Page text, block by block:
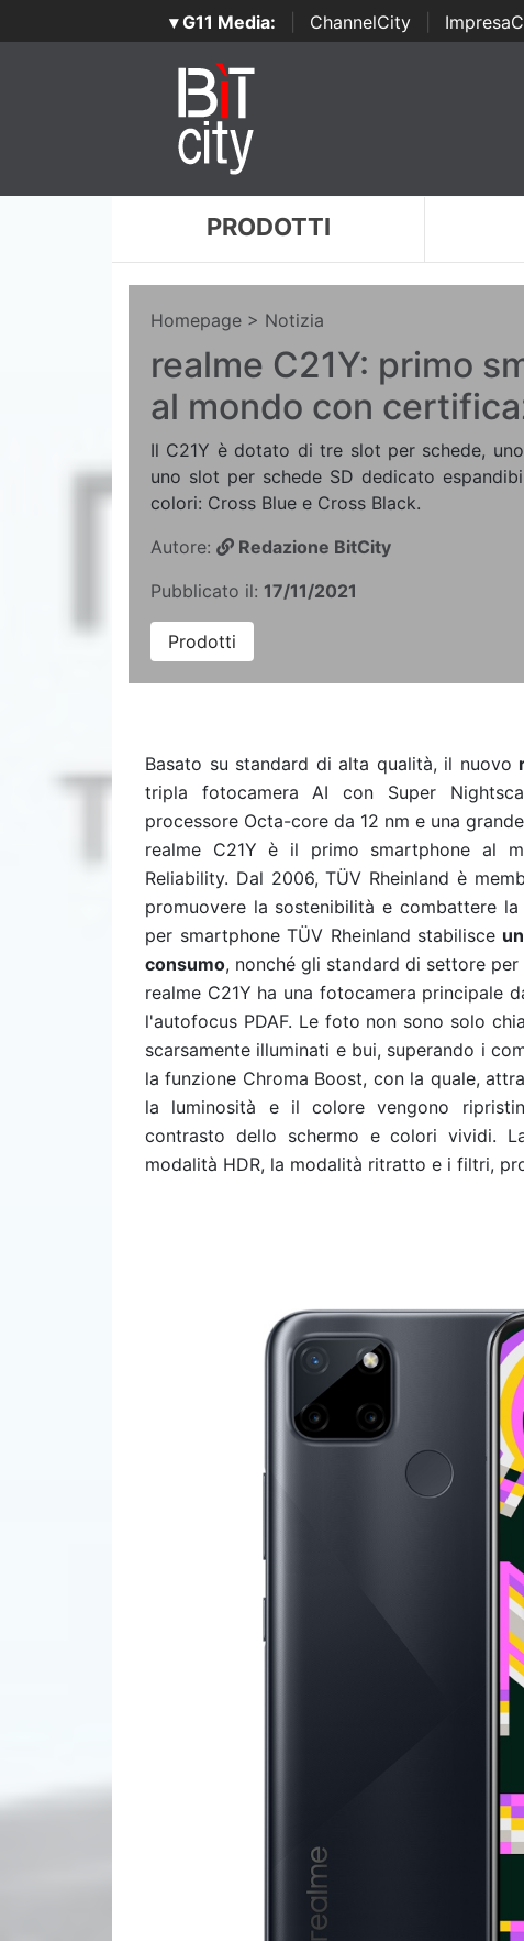
▾ G11 Media: ChannelCity
PRODOTTI
Homepage > Notizia
realme C21Y: primo
al mondo con
Il C21Y è dotato di tre slot per schede,
uno slot per schede SD dedicato
colori: Cross Blue e Cross Black.
Autore:
Redazione BitCity
Pubblicato il: 17/11/2021
Prodotti
Basato su standard di alta qualità, il nuovo
tripla fotocamera AI con Super
processore Octa-core da 12 nm e una
realme C21Y è il primo smartphone al
Reliability. Dal 2006, TÜV Rheinland è
promuovere la sostenibilità e combattere
per smartphone TÜV Rheinland stabilisce
consumo, nonché gli standard di settore
realme C21Y ha una fotocamera principale
l'autofocus PDAF. Le foto non sono solo
scarsamente illuminati e bui, superando i
la funzione Chroma Boost, con la quale,
la luminosità e il colore vengono
contrasto dello schermo e colori vividi.
modalità HDR, la modalità ritratto e i filtri,